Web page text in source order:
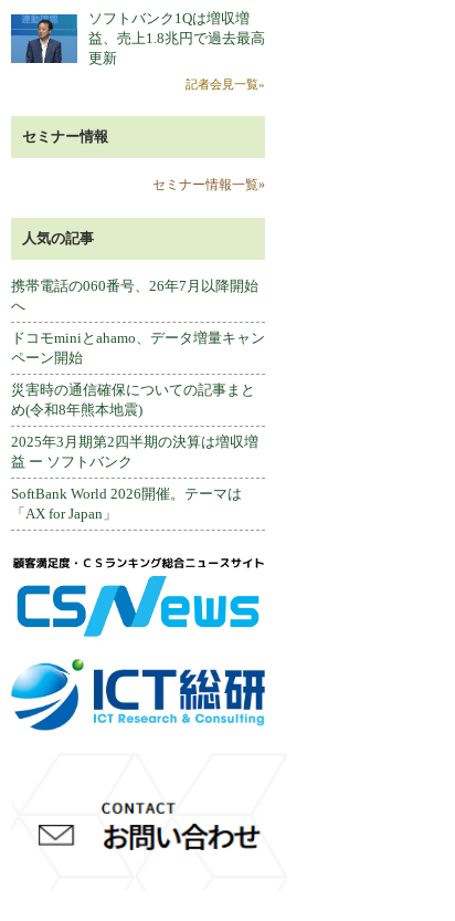
ソフトバンク1Qは増収増
益、売上1.8兆円で過去最高
更新
記者会見一覧»
セミナー情報
セミナー情報一覧»
人気の記事
携帯電話の060番号、26年7月以降開始
へ
ドコモminiとahamo、データ増量キャン
ペーン開始
災害時の通信確保についての記事まと
め(令和8年熊本地震)
2025年3月期第2四半期の決算は増収増
益 ー ソフトバンク
SoftBank World 2026開催。テーマは
「AX for Japan」